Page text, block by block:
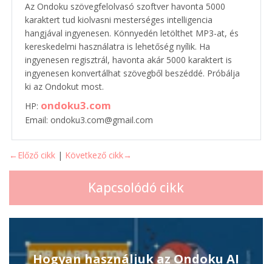
Az Ondoku szövegfelolvasó szoftver havonta 5000
karaktert tud kiolvasni mesterséges intelligencia
hangjával ingyenesen. Könnyedén letölthet MP3-at, és
kereskedelmi használatra is lehetőség nyílik. Ha
ingyenesen regisztrál, havonta akár 5000 karaktert is
ingyenesen konvertálhat szövegből beszéddé. Próbálja
ki az Ondokut most.
HP: ondoku3.com
Email: ondoku3.com@gmail.com
←Előző cikk | Következő cikk→
Kapcsolódó cikk
Hogyan használjuk az Ondoku AI